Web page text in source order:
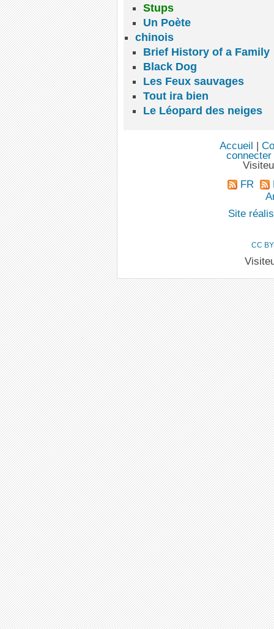
Stups
Un Poète
chinois
Brief History of a Family
Black Dog
Les Feux sauvages
Tout ira bien
Le Léopard des neiges
Accueil
connecter
FR
Site
CC